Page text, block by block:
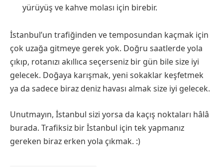
yürüyüş ve kahve molası için birebir.
İstanbul’un trafiğinden ve temposundan kaçmak için
çok uzağa gitmeye gerek yok. Doğru saatlerde yola
çıkıp, rotanızı akıllıca seçerseniz bir gün bile size iyi
gelecek. Doğaya karışmak, yeni sokaklar keşfetmek
ya da sadece biraz deniz havası almak size iyi gelecek.
Unutmayın, İstanbul sizi yorsa da kaçış noktaları hâlâ
burada. Trafiksiz bir İstanbul için tek yapmanız
gereken biraz erken yola çıkmak. :)